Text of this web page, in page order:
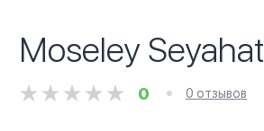
Moseley Seyahat
0 0 отзывов